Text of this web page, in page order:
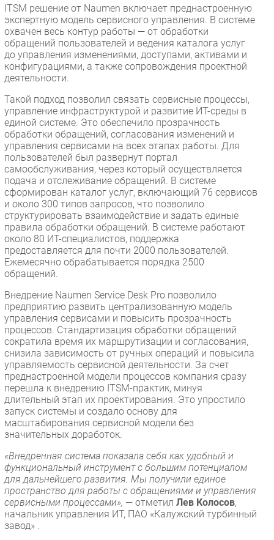
ITSM решение от Naumen включает преднастроенную
экспертную модель сервисного управления. В системе
охвачен весь контур работы — от обработки
обращений пользователей и ведения каталога услуг
до управления изменениями, доступами, активами и
конфигурациями, а также сопровождения проектной
деятельности.
Такой подход позволил связать сервисные процессы,
управление инфраструктурой и развитие ИТ-среды в
единой системе. Это обеспечило прозрачность
обработки обращений, согласования изменений и
управления сервисами на всех этапах работы. Для
пользователей был развернут портал
самообслуживания, через который осуществляется
подача и отслеживание обращений. В системе
сформирован каталог услуг, включающий 76 сервисов
и около 300 типов запросов, что позволило
структурировать взаимодействие и задать единые
правила обработки обращений. В системе работают
около 80 ИТ-специалистов, поддержка
предоставляется для почти 2000 пользователей.
Ежемесячно обрабатывается порядка 2500
обращений.
Внедрение Naumen Service Desk Pro позволило
предприятию развить централизованную модель
управления сервисами и повысить прозрачность
процессов. Стандартизация обработки обращений
сократила время их маршрутизации и согласования,
снизила зависимость от ручных операций и повысила
управляемость сервисной деятельности. За счет
преднастроенной модели процессов компания сразу
перешла к внедрению ITSM-практик, минуя
длительный этап их проектирования. Это упростило
запуск системы и создало основу для
масштабирования сервисной модели без
значительных доработок.
«Внедренная система показала себя как удобный и
функциональный инструмент с большим потенциалом
для дальнейшего развития. Мы получили единое
пространство для работы с обращениями и управления
сервисными процессами», — отметил Лев Колосов,
начальник управления ИТ, ПАО «Калужский турбинный
завод» .